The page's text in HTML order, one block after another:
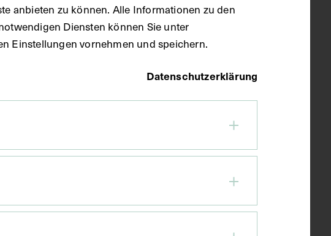
anbieten zu können. Alle Informationen zu den
Diensten können Sie unter
Einstellungen vornehmen und speichern.
Datenschutzerklärung